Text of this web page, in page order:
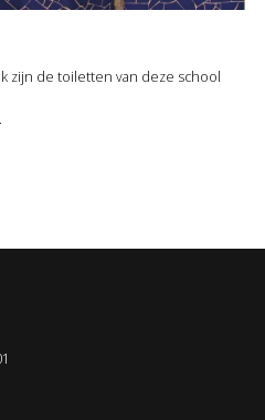
zijn de toiletten van deze school